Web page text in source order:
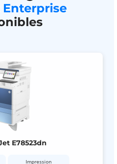
Enterprise
E78523dn
Impression